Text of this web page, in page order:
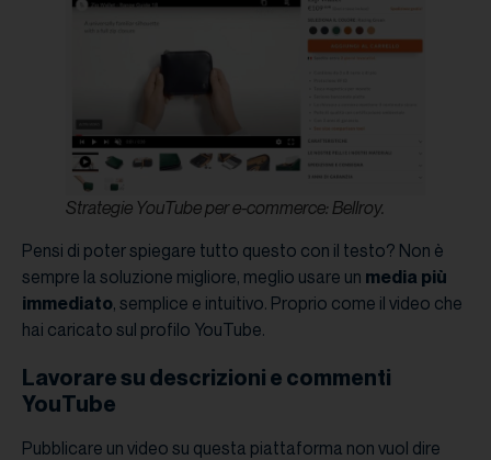
Strategie YouTube per e-commerce: Bellroy.
Pensi di poter spiegare tutto questo con il testo? Non è
sempre la soluzione migliore, meglio usare un media più
immediato, semplice e intuitivo. Proprio come il video che
hai caricato sul profilo YouTube.
Lavorare su descrizioni e commenti
YouTube
Pubblicare un video su questa piattaforma non vuol dire